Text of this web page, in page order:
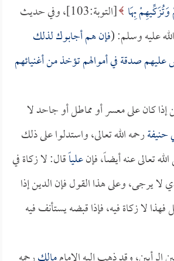
بِهَا [التوبة:103]، وفي حديث
عليه وسلم: (فإن هم أجابوك لذلك
عليهم صدقة في أموالهم تؤخذ من أغنيائهم
إذا كان على معسر أو مماطل أو جاحد لا
حنيفةرحمه الله تعالى، واستدلوا على ذلك
تعالى عنه أيضاً، فإنعلياًقال: لا زكاة في
لا يرجى، وعلى هذا القول فإن الدين إذا
لا زكاة فيه، فإذا قبضه يستأنف فيه